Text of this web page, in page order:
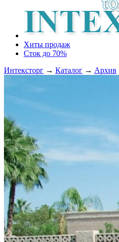
Хиты продаж
Сток до 70%
Интексторг → Каталог → Архив